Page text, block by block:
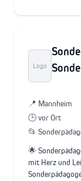
Logo
📍 Mannheim
🕒 vor Ort
📂
🌟
mit Herz und